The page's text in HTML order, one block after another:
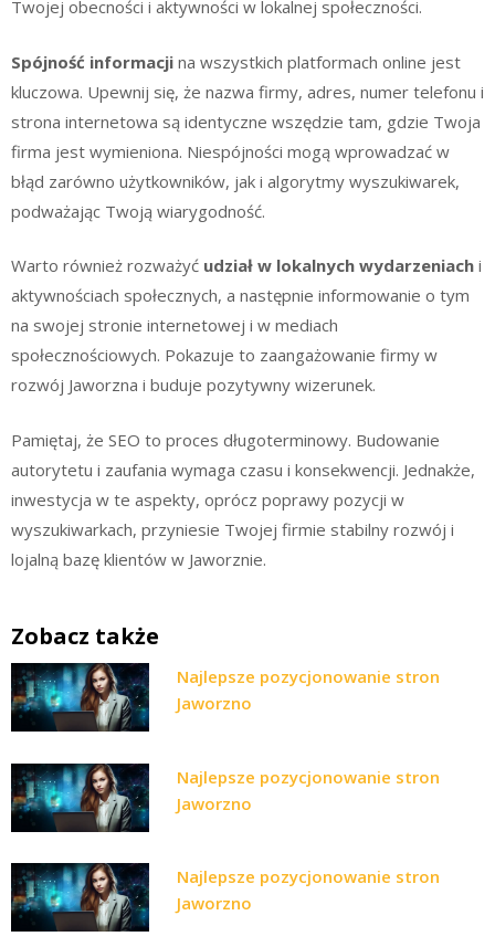
Twojej obecności i aktywności w lokalnej społeczności.
Spójność informacji na wszystkich platformach online jest
kluczowa. Upewnij się, że nazwa firmy, adres, numer telefonu i
strona internetowa są identyczne wszędzie tam, gdzie Twoja
firma jest wymieniona. Niespójności mogą wprowadzać w
błąd zarówno użytkowników, jak i algorytmy wyszukiwarek,
podważając Twoją wiarygodność.
Warto również rozważyć udział w lokalnych wydarzeniach i
aktywnościach społecznych, a następnie informowanie o tym
na swojej stronie internetowej i w mediach
społecznościowych. Pokazuje to zaangażowanie firmy w
rozwój Jaworzna i buduje pozytywny wizerunek.
Pamiętaj, że SEO to proces długoterminowy. Budowanie
autorytetu i zaufania wymaga czasu i konsekwencji. Jednakże,
inwestycja w te aspekty, oprócz poprawy pozycji w
wyszukiwarkach, przyniesie Twojej firmie stabilny rozwój i
lojalną bazę klientów w Jaworznie.
Zobacz także
Najlepsze pozycjonowanie stron
Jaworzno
Najlepsze pozycjonowanie stron
Jaworzno
Najlepsze pozycjonowanie stron
Jaworzno